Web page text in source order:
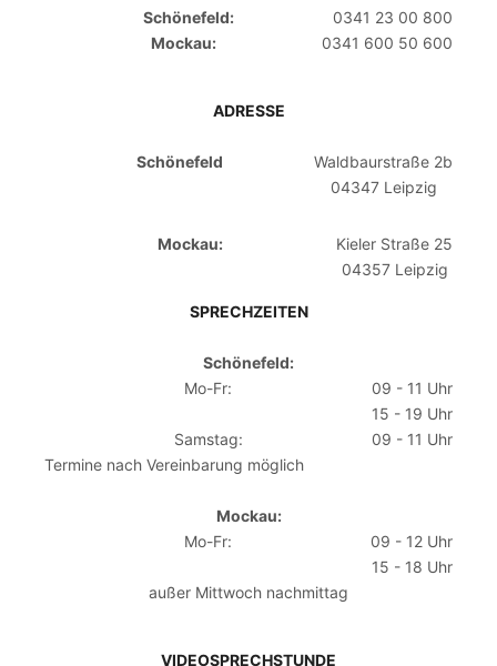
Schönefeld:
0341 23 00 800
Mockau:
0341 600 50 600
ADRESSE
Schönefeld
Waldbaurstraße 2b
04347 Leipzig
Mockau:
Kieler Straße 25
04357 Leipzig
SPRECHZEITEN
Schönefeld:
Mo-Fr:
09 - 11 Uhr
15 - 19 Uhr
Samstag:
09 - 11 Uhr
Termine nach Vereinbarung möglich
Mockau:
Mo-Fr:
09 - 12 Uhr
15 - 18 Uhr
außer Mittwoch nachmittag
VIDEOSPRECHSTUNDE